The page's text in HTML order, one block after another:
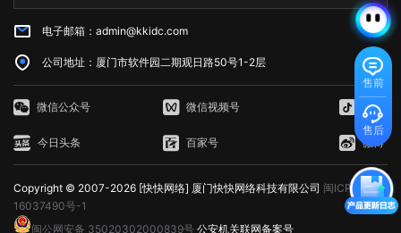
售前
售后
市场资讯电子邮箱：admin@kkidc.com
公司地址：厦门市软件园二期观日路50号1-2层
微信公众号 微信视频号 抖音
今日头条 百家号 微博
Copyright © 2007-2026 [快快网络] 厦门快快网络科技有限公司 闽ICP备
16037490号-1
闽公网安备 35020302000839号 公安机关联网备案号